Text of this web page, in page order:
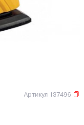
Артикул 137496